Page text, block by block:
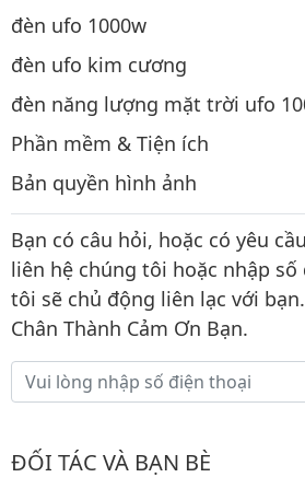
đèn ufo 1000w
đèn ufo kim cương
đèn năng lượng mặt trời ufo
Phần mềm & Tiện ích
Bản quyền hình ảnh
Bạn có câu hỏi, hoặc có yêu
liên hệ chúng tôi hoặc nhập
tôi sẽ chủ động liên lạc với bạn.
Chân Thành Cảm Ơn Bạn.
ĐỐI TÁC VÀ BẠN BÈ